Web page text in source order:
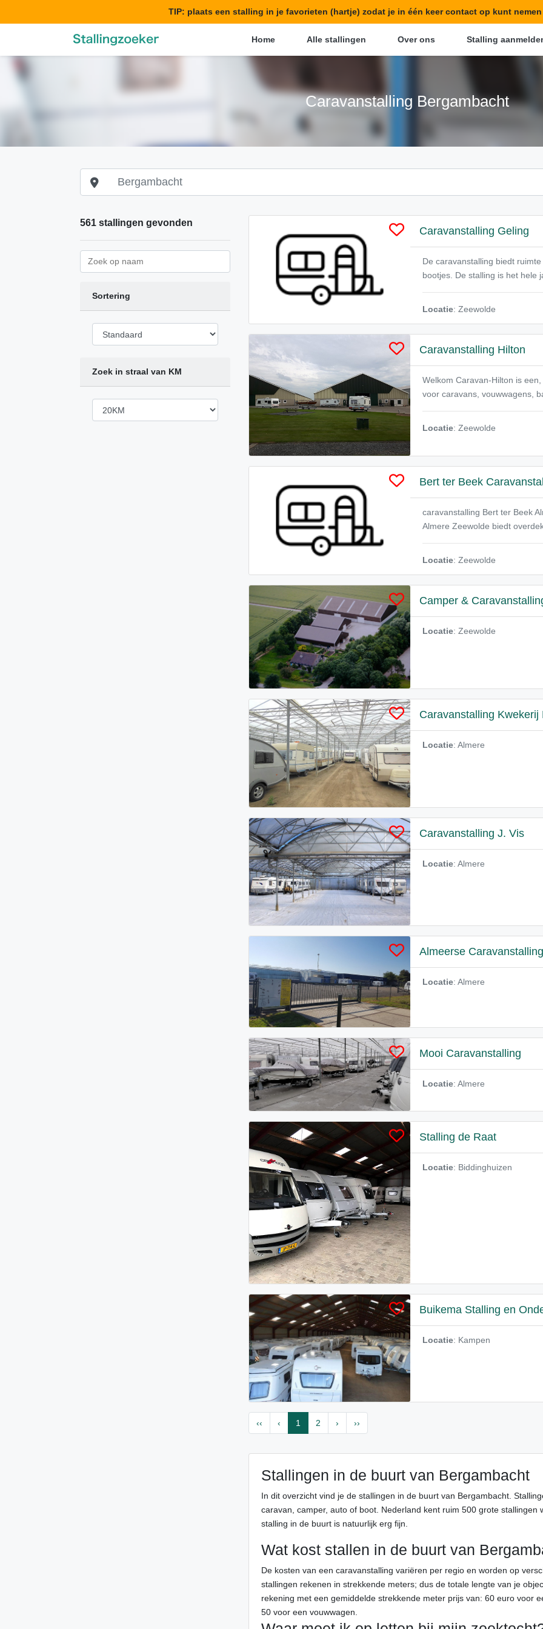
TIP: plaats een stalling in je favorieten (hartje) zodat je in één keer contact op kunt
Home Alle stallingen Over ons Stalling
Caravanstalling Bergambacht
561 stallingen gevonden
Sortering
Zoek in straal van KM
Caravanstalling Geling
De caravanstalling biedt
bootjes. De stalling is het hele
Locatie: Zeewolde
Caravanstalling Hilton
Welkom Caravan-Hilton is
voor caravans, vouwwagens,
Locatie: Zeewolde
Bert ter Beek
caravanstalling Bert ter Beek
Almere Zeewolde biedt
Locatie: Zeewolde
Camper &
Locatie: Zeewolde
Caravanstalling Kwekerij
Locatie: Almere
Caravanstalling J. Vis
Locatie: Almere
Almeerse
Locatie: Almere
Mooi Caravanstalling
Locatie: Almere
Stalling de Raat
Locatie: Biddinghuizen
Buikema Stalling en
Locatie: Kampen
‹‹ ‹ 1 2 › ››
Stallingen in de buurt van Bergambacht
In dit overzicht vind je de stallingen in de buurt van Bergambacht.
caravan, camper, auto of boot. Nederland kent ruim 500 grote stallingen
stalling in de buurt is natuurlijk erg fijn.
Wat kost stallen in de buurt van
De kosten van een caravanstalling variëren per regio en worden op
stallingen rekenen in strekkende meters; dus de totale lengte van je
rekening met een gemiddelde strekkende meter prijs van: 60 euro voor
50 voor een vouwwagen.